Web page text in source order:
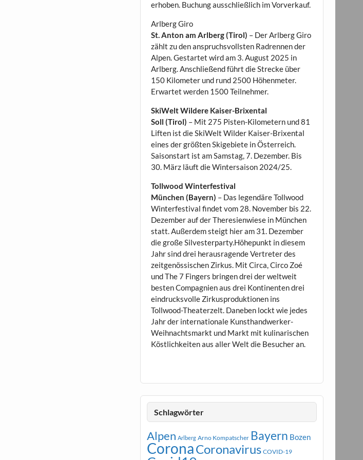
erhoben. Buchung ausschließlich im Vorverkauf.
Arlberg Giro
St. Anton am Arlberg (Tirol) – Der Arlberg Giro
zählt zu den anspruchsvollsten Radrennen der
Alpen. Gestartet wird am 3. August 2025 in
Arlberg. Anschließend führt die Strecke über
150 Kilometer und rund 2500 Höhenmeter.
Erwartet werden 1500 Teilnehmer.
SkiWelt Wildere Kaiser-Brixental
Soll (Tirol) – Mit 275 Pisten-Kilometern und 81
Liften ist die SkiWelt Wilder Kaiser-Brixental
eines der größten Skigebiete in Österreich.
Saisonstart ist am Samstag, 7. Dezember. Bis
30. März läuft die Wintersaison 2024/25.
Tollwood Winterfestival
München (Bayern) – Das legendäre Tollwood
Winterfestival findet vom 28. November bis 22.
Dezember auf der Theresienwiese in München
statt. Außerdem steigt hier am 31. Dezember
die große Silvesterparty.Höhepunkt in diesem
Jahr sind drei herausragende Vertreter des
zeitgenössischen Zirkus. Mit Circa, Circo Zoé
und The 7 Fingers bringen drei der weltweit
besten Compagnien aus drei Kontinenten drei
eindrucksvolle Zirkusproduktionen ins
Tollwood-Theaterzelt. Daneben lockt wie jedes
Jahr der internationale Kunsthandwerker-
Weihnachtsmarkt und Markt mit kulinarischen
Köstlichkeiten aus aller Welt die Besucher an.
Schlagwörter
Alpen Arlberg Arno Kompatscher Bayern Bozen
CoronaCoronavirus COVID-19